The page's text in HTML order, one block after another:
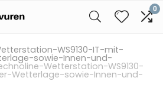
0
WS9130-IT-mit-
sowie-Innen-und-
Wetterstation-WS9130-
Wetterlage-sowie-Innen-und-